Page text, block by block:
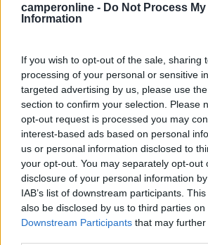
camperonline - Do Not Process My
Information
If you wish to opt-out of the sale, sharing
processing of your personal or sensitive
targeted advertising by us, please use
section to confirm your selection. Please
opt-out request is processed you may
interest-based ads based on personal
us or personal information disclosed to
your opt-out. You may separately opt-out
disclosure of your personal information
IAB’s list of downstream participants.
also be disclosed by us to third parties on
Downstream Participants that may
DiegoMochen
Inserito il30/07/2018 alle:10:50:43
In risposta al messaggio di DiegoMochendel
Buongiorno a tutti! Volevo chiedere, se qualcuno
cosa si nasconde dietro questo tappo. Si trova
Ford 4BA, 2.5 Diesel del 1990. Ho scovato una
smontarlo
...
nessuno?
morodirho